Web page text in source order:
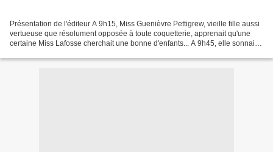
Présentation de l'éditeur A 9h15, Miss Guenièvre Pettigrew, vieille fille aussi
vertueuse que résolument opposée à toute coquetterie, apprenait qu'une
certaine Miss Lafosse cherchait une bonne d'enfants... A 9h45, elle sonnait